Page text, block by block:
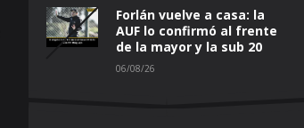
Forlán vuelve a casa: la
AUF lo confirmó al frente
de la mayor y la sub 20
06/08/26